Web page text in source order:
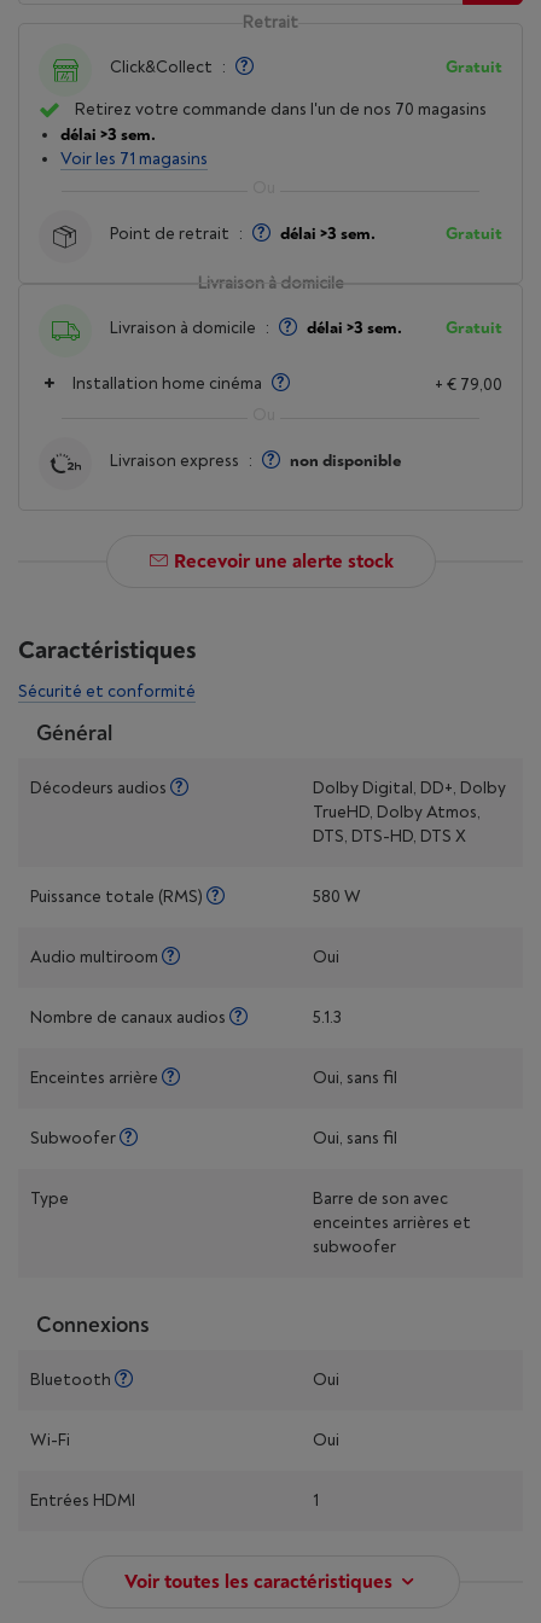
Livraison à domicile
Livraison à domicile : délai >3 sem. Gratuit
Installation home cinéma + € 79,00
Livraison express : non disponible
Retrait
Click&Collect : Gratuit
Retirez votre commande dans l'un de nos 70 magasins
délai >3 sem.
Voir les 71 magasins
Point de retrait : délai >3 sem. Gratuit
Recevoir une alerte stock
Caractéristiques
Sécurité et conformité
Général
Décodeurs audios
Dolby Digital, DD+, Dolby
TrueHD, Dolby Atmos,
DTS, DTS-HD, DTS X
Puissance totale (RMS) 580 W
Audio multiroom Oui
Nombre de canaux audios 5.1.3
Enceintes arrière Oui, sans fil
Subwoofer Oui, sans fil
Type
Barre de son avec
enceintes arrières et
subwoofer
Connexions
Bluetooth Oui
Wi-Fi Oui
Entrées HDMI 1
Voir toutes les caractéristiques